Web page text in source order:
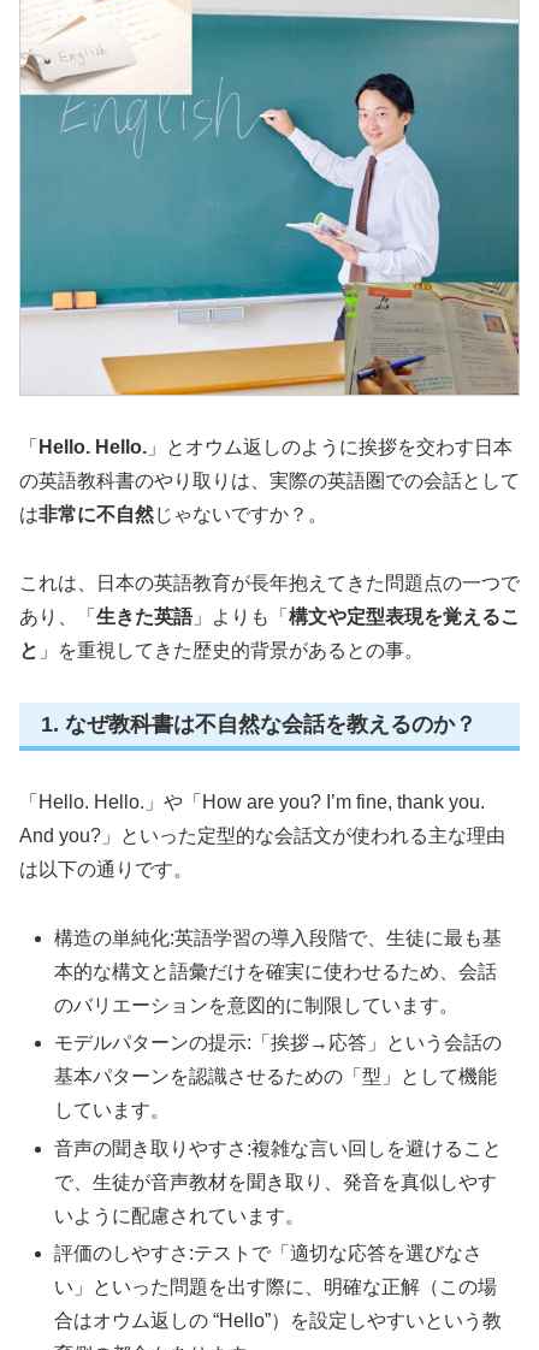
「 Hello. Hello. 」とオウム返しのように挨拶を交わす日本
の英語教科書のやり取りは、実際の英語圏での会話として
は非常に不自然じゃないですか？。
これは、日本の英語教育が長年抱えてきた問題点の一つで
あり、「 生きた英語」よりも「 構文や定型表現を覚えるこ
と 」を重視してきた歴史的背景があるとの事。
1. なぜ教科書は不自然な会話を教えるのか？
「Hello. Hello.」や「How are you? I’m fine, thank you.
And you?」といった定型的な会話文が使われる主な理由
は以下の通りです。
構造の単純化:英語学習の導入段階で、生徒に最も基
本的な構文と語彙だけを確実に使わせるため、会話
のバリエーションを意図的に制限しています。
モデルパターンの提示:「挨拶→応答」という会話の
基本パターンを認識させるための「型」として機能
しています。
音声の聞き取りやすさ:複雑な言い回しを避けること
で、生徒が音声教材を聞き取り、発音を真似しやす
いように配慮されています。
評価のしやすさ:テストで「適切な応答を選びなさ
い」といった問題を出す際に、明確な正解（この場
合はオウム返しの “Hello”）を設定しやすいという教